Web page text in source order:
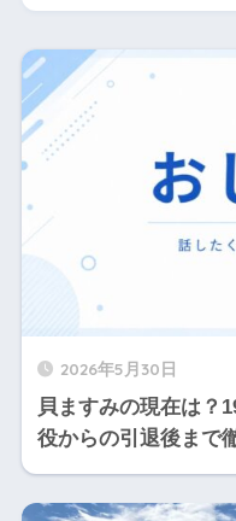
2026年5月30日
貝ますみの現在は？
役からの引退後まで